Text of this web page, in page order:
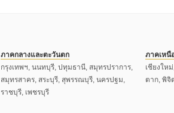
ภาคกลางและตะวันตก
กรุงเทพฯ, นนทบุรี, ปทุมธานี, สมุทรปราการ,
สมุทรสาคร, สระบุรี, สุพรรณบุรี, นครปฐม,
ราชบุรี, เพชรบุรี
ภาคเหนื
เชียงให
ตาก, พิจิ